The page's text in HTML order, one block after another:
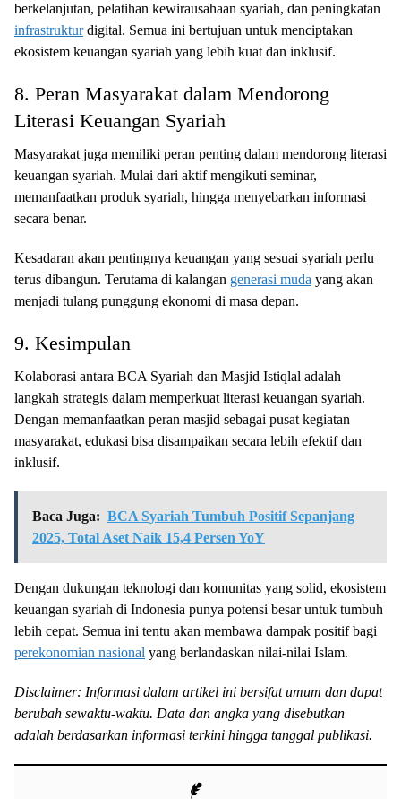
berkelanjutan, pelatihan kewirausahaan syariah, dan peningkatan
infrastrukturdigital. Semua ini bertujuan untuk menciptakan
ekosistem keuangan syariah yang lebih kuat dan inklusif.
8. Peran Masyarakat dalam Mendorong
Literasi Keuangan Syariah
Masyarakat juga memiliki peran penting dalam mendorong literasi
keuangan syariah. Mulai dari aktif mengikuti seminar,
memanfaatkan produk syariah, hingga menyebarkan informasi
secara benar.
Kesadaran akan pentingnya keuangan yang sesuai syariah perlu
terus dibangun. Terutama di kalangan generasi muda yang akan
menjadi tulang punggung ekonomi di masa depan.
9. Kesimpulan
Kolaborasi antara BCA Syariah dan Masjid Istiqlal adalah
langkah strategis dalam memperkuat literasi keuangan syariah.
Dengan memanfaatkan peran masjid sebagai pusat kegiatan
masyarakat, edukasi bisa disampaikan secara lebih efektif dan
inklusif.
Baca Juga: BCA Syariah Tumbuh Positif Sepanjang
2025, Total Aset Naik 15,4 Persen YoY
Dengan dukungan teknologi dan komunitas yang solid, ekosistem
keuangan syariah di Indonesia punya potensi besar untuk tumbuh
lebih cepat. Semua ini tentu akan membawa dampak positif bagi
perekonomian nasional yang berlandaskan nilai-nilai Islam.
Disclaimer: Informasi dalam artikel ini bersifat umum dan dapat
berubah sewaktu-waktu. Data dan angka yang disebutkan
adalah berdasarkan informasi terkini hingga tanggal publikasi.